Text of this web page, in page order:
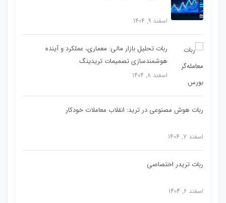
اسفند 9, 1404
ربات تحلیل بازار مالی: معماری، عملکرد و آینده
هوشمندسازی تصمیمات تریدینگ
اسفند 8, 1404
ربات هوش مصنوعی در ترید: انقلاب معاملات خودکار
اسفند 7, 1404
ربات تریدر اختصاصی
اسفند 6, 1404